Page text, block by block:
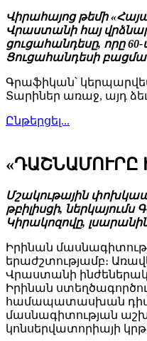
Վիրահայոց թեմի
Վրաստանի հայ
ցուցահանդեսը, որը
Ցուցահանդեսի
Գրաֆիկան՝
Տարիներ առաջ, այդ
Ընթերցել...
«ԴԱՇՆԱՄՈՒՐԸ
Մշակութային
թբիլիսցի,
Կիրակոզովը,
Իրինան
երաժշտությամբ։
Վրաստանի
Իրինան
համապատասխան
մասնագիտության
կոնսերվատորիայի